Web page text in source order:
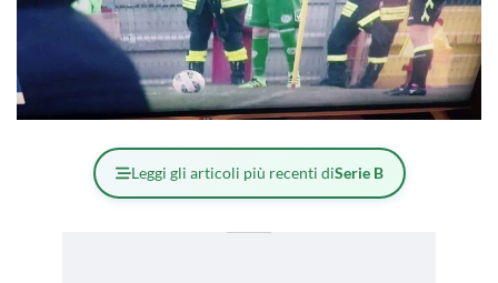
Leggi gli articoli più recenti diSerie B